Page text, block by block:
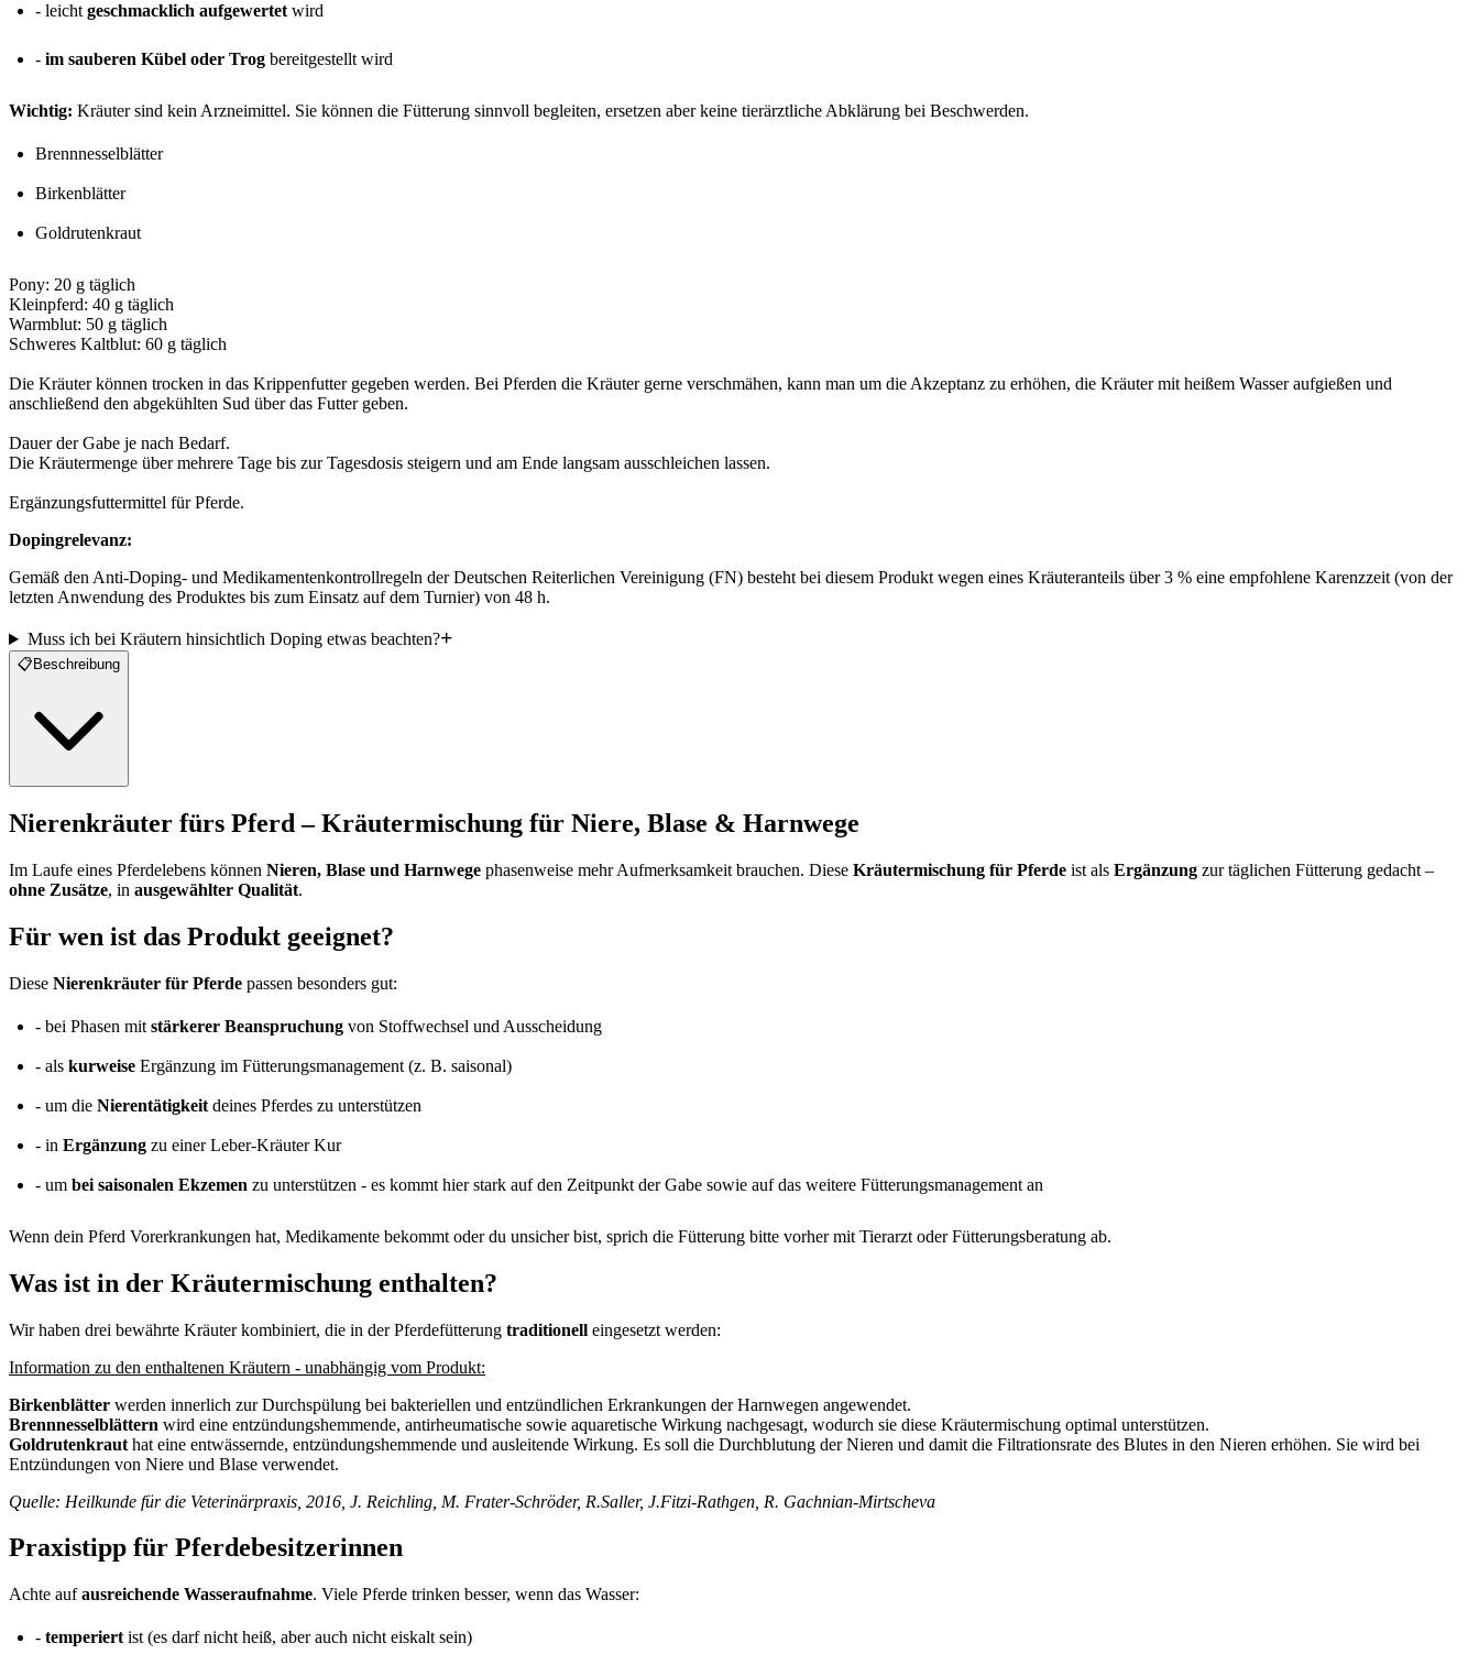
- leicht geschmacklich aufgewertet wird
- im sauberen Kübel oder Trog bereitgestellt wird
Wichtig: Kräuter sind kein Arzneimittel. Sie können die Fütterung sinnvoll begleiten, ersetzen aber keine tierärztliche Abklärung bei Beschwerden.
Brennnesselblätter
Birkenblätter
Goldrutenkraut
Pony: 20 g täglich
Kleinpferd: 40 g täglich
Warmblut: 50 g täglich
Schweres Kaltblut: 60 g täglich
Die Kräuter können trocken in das Krippenfutter gegeben werden. Bei Pferden die Kräuter gerne verschmähen, kann man um die Akzeptanz zu erhöhen, die Kräuter mit heißem Wasser aufgießen und
anschließend den abgekühlten Sud über das Futter geben.
Dauer der Gabe je nach Bedarf.
Die Kräutermenge über mehrere Tage bis zur Tagesdosis steigern und am Ende langsam ausschleichen lassen.
Ergänzungsfuttermittel für Pferde.
Dopingrelevanz:
Gemäß den Anti-Doping- und Medikamentenkontrollregeln der Deutschen Reiterlichen Vereinigung (FN) besteht bei diesem Produkt wegen eines Kräuteranteils über 3 % eine empfohlene Karenzzeit (von der
letzten Anwendung des Produktes bis zum Einsatz auf dem Turnier) von 48 h.
Muss ich bei Kräutern hinsichtlich Doping etwas beachten?
📋 Beschreibung
Nierenkräuter fürs Pferd – Kräutermischung für Niere, Blase & Harnwege
Im Laufe eines Pferdelebens können Nieren, Blase und Harnwege phasenweise mehr Aufmerksamkeit brauchen. Diese Kräutermischung für Pferde ist als Ergänzung zur täglichen Fütterung gedacht –
ohne Zusätze, in ausgewählter Qualität.
Für wen ist das Produkt geeignet?
Diese Nierenkräuter für Pferde passen besonders gut:
- bei Phasen mit stärkerer Beanspruchung von Stoffwechsel und Ausscheidung
- als kurweise Ergänzung im Fütterungsmanagement (z. B. saisonal)
- um die Nierentätigkeit deines Pferdes zu unterstützen
- in Ergänzung zu einer Leber-Kräuter Kur
- um bei saisonalen Ekzemen zu unterstützen - es kommt hier stark auf den Zeitpunkt der Gabe sowie auf das weitere Fütterungsmanagement an
Wenn dein Pferd Vorerkrankungen hat, Medikamente bekommt oder du unsicher bist, sprich die Fütterung bitte vorher mit Tierarzt oder Fütterungsberatung ab.
Was ist in der Kräutermischung enthalten?
Wir haben drei bewährte Kräuter kombiniert, die in der Pferdefütterung traditionell eingesetzt werden:
Information zu den enthaltenen Kräutern - unabhängig vom Produkt:
Birkenblätter werden innerlich zur Durchspülung bei bakteriellen und entzündlichen Erkrankungen der Harnwegen angewendet.
Brennnesselblättern wird eine entzündungshemmende, antirheumatische sowie aquaretische Wirkung nachgesagt, wodurch sie diese Kräutermischung optimal unterstützen.
Goldrutenkraut hat eine entwässernde, entzündungshemmende und ausleitende Wirkung. Es soll die Durchblutung der Nieren und damit die Filtrationsrate des Blutes in den Nieren erhöhen. Sie wird bei
Entzündungen von Niere und Blase verwendet.
Quelle: Heilkunde für die Veterinärpraxis, 2016, J. Reichling, M. Frater-Schröder, R.Saller, J.Fitzi-Rathgen, R. Gachnian-Mirtscheva
Praxistipp für Pferdebesitzerinnen
Achte aufausreichende Wasseraufnahme. Viele Pferde trinken besser, wenn das Wasser:
- temperiert ist (es darf nicht heiß, aber auch nicht eiskalt sein)